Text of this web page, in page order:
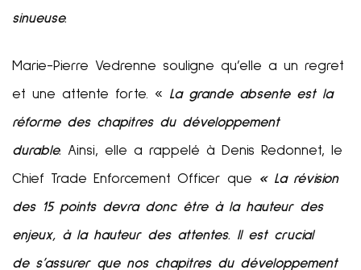
sinueuse.
Marie-Pierre Vedrenne souligne qu’elle a un regret
et une attente forte. « La grande absente est la
réforme des chapitres du développement
durable. Ainsi, elle a rappelé à Denis Redonnet, le
Chief Trade Enforcement Officer que
« La révision
des 15 points devra donc être à la hauteur des
enjeux, à la hauteur des attentes. Il est crucial
de s’assurer que nos chapitres du développement